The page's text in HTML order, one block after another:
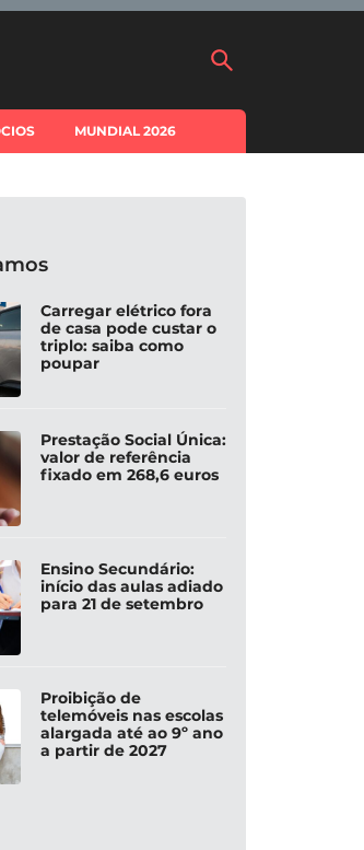
MUNDIAL 2026
Carregar elétrico fora
de casa pode custar o
triplo: saiba como
poupar
Prestação Social Única:
valor de referência
fixado em 268,6 euros
Ensino Secundário:
início das aulas adiado
para 21 de setembro
Proibição de
telemóveis nas escolas
alargada até ao 9º ano
a partir de 2027